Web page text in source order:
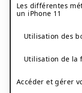
Les différentes
un iPhone 11
Utilisation des
Utilisation de la
Accéder et gérer